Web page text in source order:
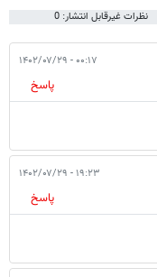
نظرات غیرقابل انتشار: 0
۰۰:۱۷ - ۱۴۰۲/۰۷/۲۹
پاسخ
۱۹:۲۳ - ۱۴۰۲/۰۷/۲۹
پاسخ